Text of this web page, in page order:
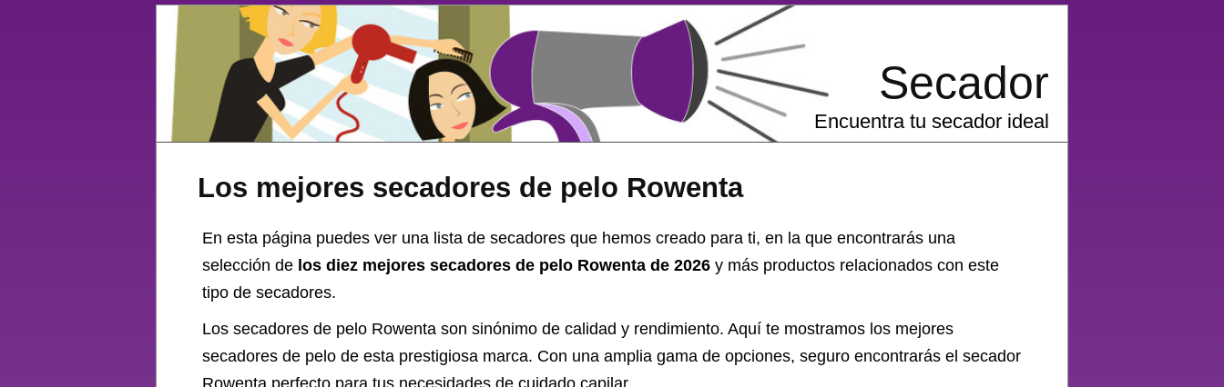
Los mejores secadores de pelo Rowenta
Secador
Encuentra tu secador ideal
En esta página puedes ver una lista de secadores que hemos creado para ti, en la que encontrarás una
selección de los diez mejores secadores de pelo Rowenta de 2026 y más productos relacionados con este
tipo de secadores.
Los secadores de pelo Rowenta son sinónimo de calidad y rendimiento. Aquí te mostramos los mejores
secadores de pelo de esta prestigiosa marca. Con una amplia gama de opciones, seguro encontrarás el secador
Rowenta perfecto para tus necesidades de cuidado capilar.